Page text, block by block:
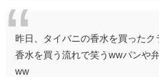
昨日、タイバニの香水を買ったク
香水を買う流れで笑うwwパンや
ww